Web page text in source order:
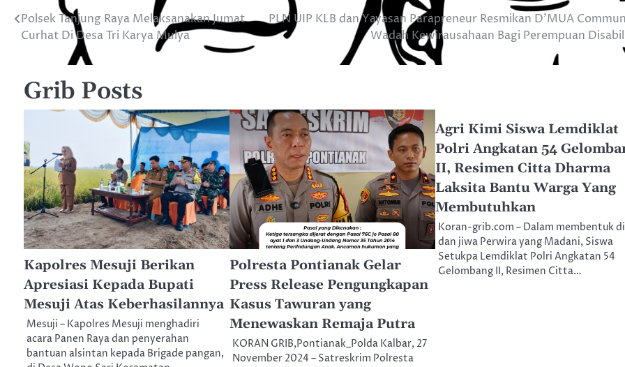
Navigasi
Polsek Tanjung Raya Melaksanakan Jumat
Curhat Di Desa Tri Karya Mulya
PLN UIP KLB dan Yayasan Parapreneur Resmikan D’MUA
Wadah Kewirausahaan Bagi Perempuan
Grib Posts
Kapolres Mesuji Berikan
Apresiasi Kepada Bupati
Mesuji Atas Keberhasilannya
Mesuji – Kapolres Mesuji menghadiri
acara Panen Raya dan penyerahan
bantuan alsintan kepada Brigade pangan,
Polresta Pontianak Gelar
Press Release Pengungkapan
Kasus Tawuran yang
Menewaskan Remaja Putra
KORAN GRIB,Pontianak_Polda Kalbar, 27
November 2024 – Satreskrim Polresta
Agri Kimi Siswa Lemdiklat
Polri Angkatan 54
II, Resimen Citta Dharma
Laksita Bantu Warga Yang
Membutuhkan
Koran-grib.com – Dalam membentuk
dan jiwa Perwira yang Madani, Siswa
Setukpa Lemdiklat Polri Angkatan 54
Gelombang II, Resimen Citta…